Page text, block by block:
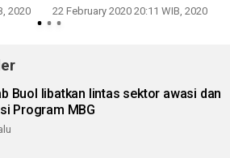
2020 22 February 2020 20:11 WIB, 2020
Buol libatkan lintas sektor awasi dan
Program MBG